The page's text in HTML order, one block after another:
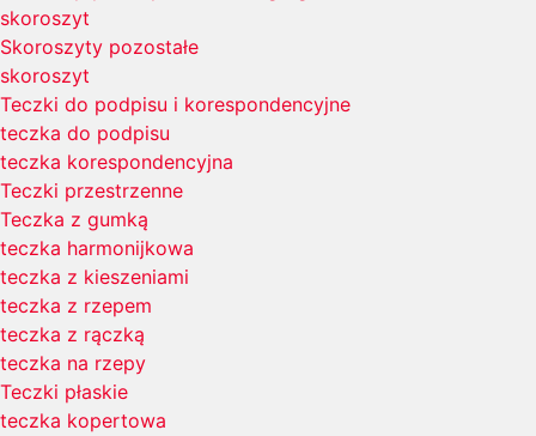
skoroszyt
Skoroszyty pozostałe
skoroszyt
Teczki do podpisu i korespondencyjne
teczka do podpisu
teczka korespondencyjna
Teczki przestrzenne
Teczka z gumką
teczka harmonijkowa
teczka z kieszeniami
teczka z rzepem
teczka z rączką
teczka na rzepy
Teczki płaskie
teczka kopertowa